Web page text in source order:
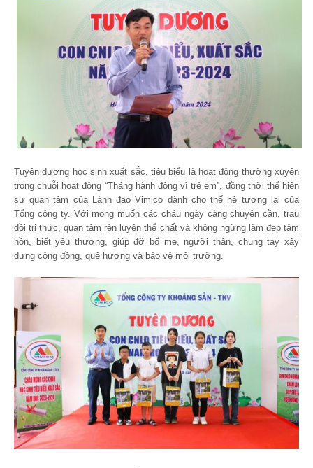
Tuyên dương học sinh xuất sắc, tiêu biểu là hoạt động thường xuyên
trong chuỗi hoạt động “Tháng hành động vì trẻ em”, đồng thời thể hiện
sự quan tâm của Lãnh đạo Vimico dành cho thế hệ tương lai của
Tổng công ty. Với mong muốn các cháu ngày càng chuyên cần, trau
dồi tri thức, quan tâm rèn luyện thể chất và không ngừng làm đẹp tâm
hồn, biết yêu thương, giúp đỡ bố mẹ, người thân, chung tay xây
dựng cộng đồng, quê hương và bảo vệ môi trường.